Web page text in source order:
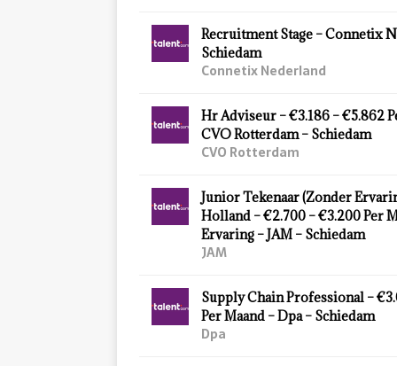
Recruitment Stage – Connetix
Schiedam
Connetix Nederland
Hr Adviseur – €3.186 – €5.862
CVO Rotterdam – Schiedam
CVO Rotterdam
Junior Tekenaar (Zonder
Holland – €2.700 – €3.200 Per
Ervaring – JAM – Schiedam
JAM
Supply Chain Professional –
Per Maand – Dpa – Schiedam
Dpa